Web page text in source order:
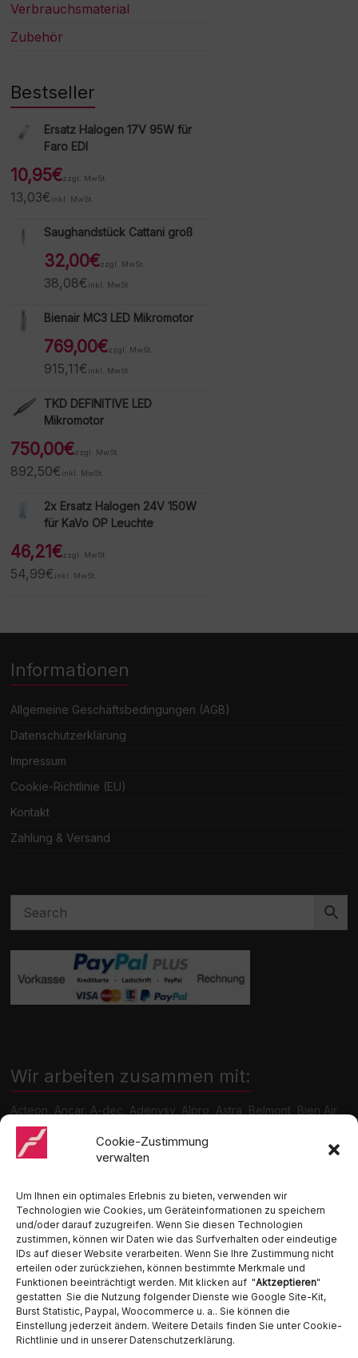
Cookie-Zustimmung
verwalten
Um Ihnen ein optimales Erlebnis zu bieten, verwenden wir
Technologien wie Cookies, um Geräteinformationen zu speichern
und/oder darauf zuzugreifen. Wenn Sie diesen Technologien
zustimmen, können wir Daten wie das Surfverhalten oder eindeutige
IDs auf dieser Website verarbeiten. Wenn Sie Ihre Zustimmung nicht
erteilen oder zurückziehen, können bestimmte Merkmale und
Funktionen beeinträchtigt werden. Mit klicken auf "Aktzeptieren"
gestatten Sie die Nutzung folgender Dienste wie Google Site-Kit,
Burst Statistic, Paypal, Woocommerce u. a.. Sie können die
Einstellung jederzeit ändern. Weitere Details finden Sie unter Cookie-
Richtlinie und in unserer Datenschutzerklärung.
Verbrauchsmaterial
Zubehör
Bestseller
Ersatz Halogen 17V 95W für
Faro EDI
10,95€zzgl. MwSt.
13,03€ inkl. MwSt.
Saughandstück Cattani groß
32,00€zzgl. MwSt.
38,08€ inkl. MwSt.
Bienair MC3 LED Mikromotor
769,00€zzgl. MwSt.
915,11€ inkl. MwSt.
TKD DEFINITIVE LED
Mikromotor
750,00€zzgl. MwSt.
892,50€ inkl. MwSt.
2x Ersatz Halogen 24V 150W
für KaVo OP Leuchte
46,21€zzgl. MwSt.
54,99€ inkl. MwSt.
Informationen
Allgemeine Geschäftsbedingungen (AGB)
Datenschutzerklärung
Impressum
Cookie-Richtlinie (EU)
Kontakt
Zahlung & Versand
Wir arbeiten zusammen mit:
Acteon, Ancar, A-dec, Adenysy, Alpro, Astra, Belmont, Bien Air,
Cattani, Chirana, DCI, Dürr, ETI, Euronda, Faro, Gcomm, KaVo,
Medentex, Melag, Midmark, Metasys, MK-Dent, NSK, Ophardt
Hygiene, Ritter, Satelec, Scican, TKD, Velopex, u.v.m
Ambident GmbH
Dental Geräte Handel und Service
Neumannstraße 3B